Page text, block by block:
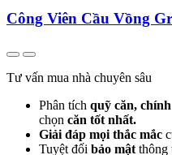
Công Viên Cầu Vồng
Tư vấn mua nhà chuyên sâu
Phân tích quỹ căn,
chọn căn tốt nhất.
Giải đáp mọi thắc mắc
Tuyệt đối bảo mật thông